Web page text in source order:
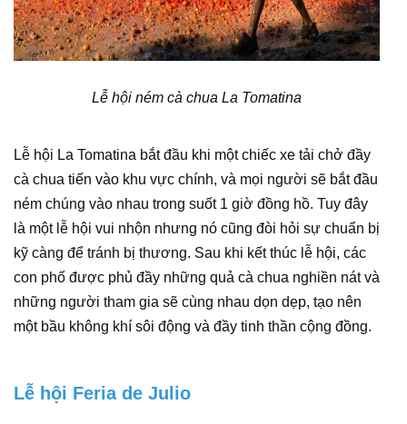
Lễ hội ném cà chua La Tomatina
Lễ hội La Tomatina bắt đầu khi một chiếc xe tải chở đầy
cà chua tiến vào khu vực chính, và mọi người sẽ bắt đầu
ném chúng vào nhau trong suốt 1 giờ đồng hồ. Tuy đây
là một lễ hội vui nhộn nhưng nó cũng đòi hỏi sự chuẩn bị
kỹ càng để tránh bị thương. Sau khi kết thúc lễ hội, các
con phố được phủ đầy những quả cà chua nghiền nát và
những người tham gia sẽ cùng nhau dọn dẹp, tạo nên
một bầu không khí sôi động và đầy tinh thần cộng đồng.
Lễ hội Feria de Julio